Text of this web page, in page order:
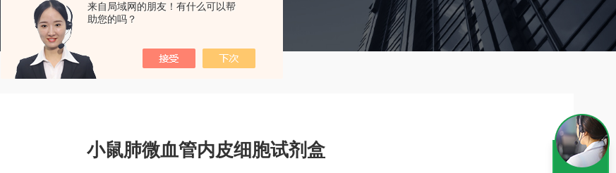
来自局域网的朋友！有什么可以帮
助您的吗？
小鼠肺微血管内皮细胞试剂盒